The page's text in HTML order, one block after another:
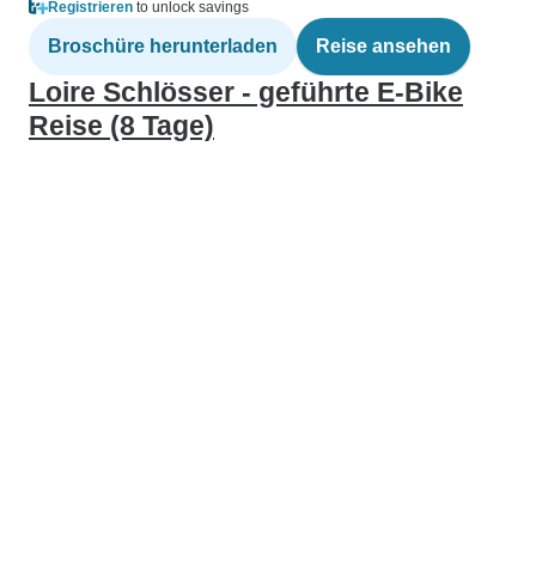
Registrieren to unlock savings
Broschüre herunterladen Reise ansehen
Loire Schlösser - geführte E-Bike
Reise (8 Tage)